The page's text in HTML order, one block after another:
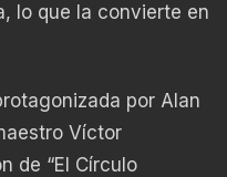
lo que la convierte en
por Alan
Víctor
de “El Círculo